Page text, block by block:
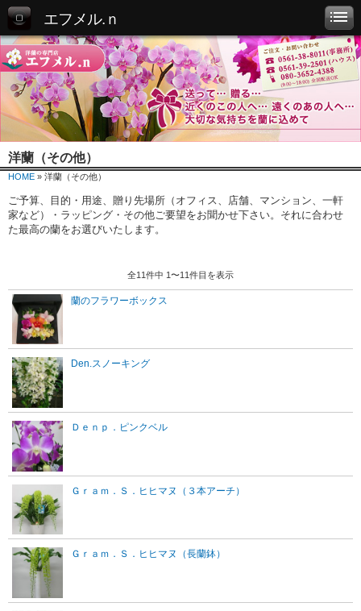
エフメル.ｎ
洋蘭（その他）
HOME » 洋蘭（その他）
ご予算、目的・用途、贈り先場所（オフィス、店舗、マンション、一軒
家など）・ラッピング・その他ご要望をお聞かせ下さい。それに合わせ
た最高の蘭をお選びいたします。
全11件中 1〜11件目を表示
蘭のフラワーボックス
Den.スノーキング
Ｄｅｎｐ．ピンクベル
Ｇｒａｍ．Ｓ．ヒヒマヌ（３本アーチ）
Ｇｒａｍ．Ｓ．ヒヒマヌ（長蘭鉢）